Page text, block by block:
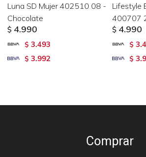
Luna SD Mujer 402510 08 -
Chocolate
$ 4.990
$ 3.493
$ 3.992
Lifestyle
400707
$ 4.990
$
$
Comprar